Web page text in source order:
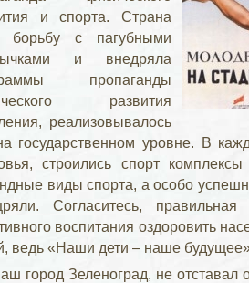
и спорта. Страна
борьбу с пагубными
и внедряла
пропаганды
развития
реализовывалось
государственном уровне. В
строились спорт
виды спорта, а особо
Согласитесь, правильная
воспитания оздоровить
ведь «Наши дети – наше
город Зеленоград, не отставал